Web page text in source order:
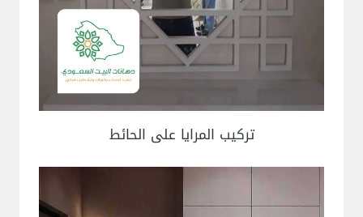
تركيب المرايا على الحائط